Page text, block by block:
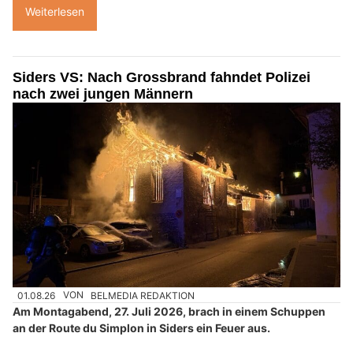
Weiterlesen
Siders VS: Nach Grossbrand fahndet Polizei
nach zwei jungen Männern
01.08.26 VON BELMEDIA REDAKTION
Am Montagabend, 27. Juli 2026, brach in einem Schuppen
an der Route du Simplon in Siders ein Feuer aus.